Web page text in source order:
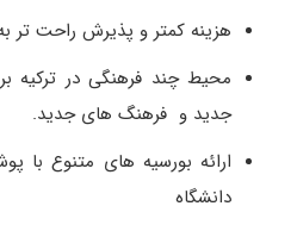
هزینه کمتر و پذیرش راحت تر
محیط چند فرهنگی در ترکیه
جدید و فرهنگ های جدید.
ارائه بورسیه های متنوع با
دانشگاه